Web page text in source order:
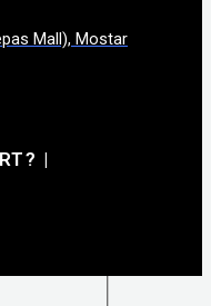
Mall), Mostar
|